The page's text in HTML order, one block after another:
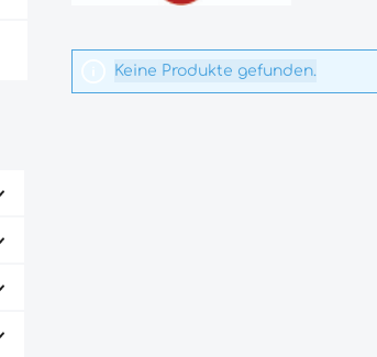
Keine Produkte gefunden.